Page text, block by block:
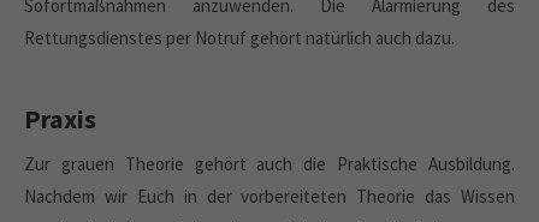
Sofortmaßnahmen anzuwenden. Die Alarmierung des
Rettungsdienstes per Notruf gehört natürlich auch dazu.
Praxis
Zur grauen Theorie gehört auch die Praktische Ausbildung.
Nachdem wir Euch in der vorbereiteten Theorie das Wissen